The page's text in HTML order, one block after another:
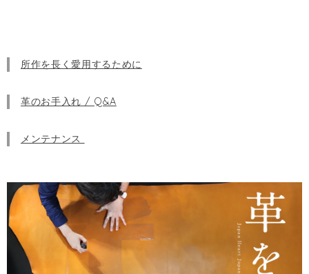
所作を長く愛用するために
革のお手入れ / Q&A
メンテナンス